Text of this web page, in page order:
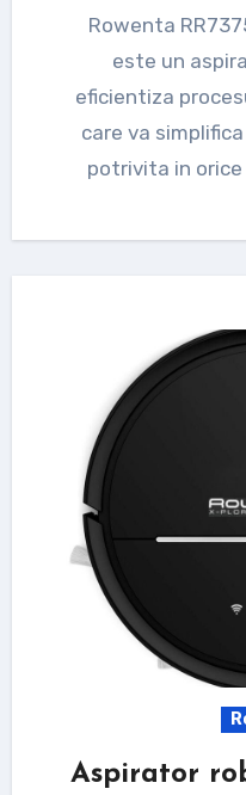
Rowenta RR7375WH X-plorer Serie 50
este un
eficientiza
care va
potrivita in
Aspirator